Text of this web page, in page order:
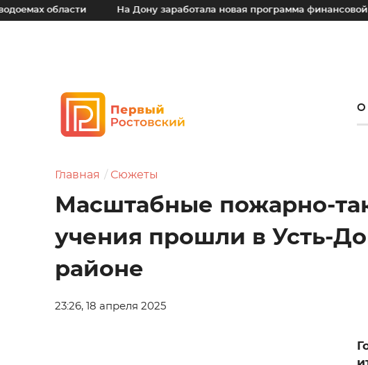
На Дону заработала новая программа финансовой
О
Главная Сюжеты
Масштабные пожарно-
учения прошли в Усть-
районе
23:26, 18 апреля 2025